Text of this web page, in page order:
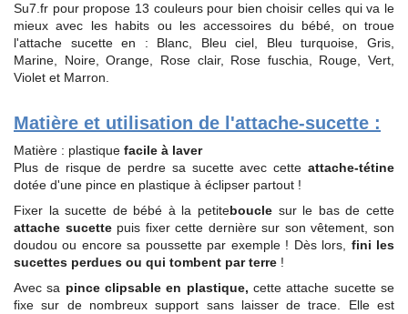
Su7.fr pour propose 13 couleurs pour bien choisir celles qui va le
mieux avec les habits ou les accessoires du bébé, on troue
l'attache sucette en : Blanc, Bleu ciel, Bleu turquoise, Gris,
Marine, Noire, Orange, Rose clair, Rose fuschia, Rouge, Vert,
Violet et Marron.
Matière et utilisation de l'attache-sucette :
Matière : plastique facile à laver
Plus de risque de perdre sa sucette avec cette attache-tétine
dotée d'une pince en plastique à éclipser partout !
Fixer la sucette de bébé à la petiteboucle sur le bas de cette
attache sucettepuis fixer cette dernière sur son vêtement, son
doudou ou encore sa poussette par exemple ! Dès lors,
fini les
sucettes perdues ou qui tombent par terre !
Avec sa pince clipsable en plastique, cette attache sucette se
fixe sur de nombreux support sans laisser de trace. Elle est